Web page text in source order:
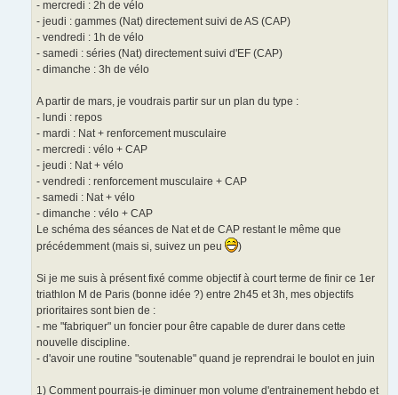
- mercredi : 2h de vélo
- jeudi : gammes (Nat) directement suivi de AS (CAP)
- vendredi : 1h de vélo
- samedi : séries (Nat) directement suivi d'EF (CAP)
- dimanche : 3h de vélo
A partir de mars, je voudrais partir sur un plan du type :
- lundi : repos
- mardi : Nat + renforcement musculaire
- mercredi : vélo + CAP
- jeudi : Nat + vélo
- vendredi : renforcement musculaire + CAP
- samedi : Nat + vélo
- dimanche : vélo + CAP
Le schéma des séances de Nat et de CAP restant le même que
précédemment (mais si, suivez un peu
)
Si je me suis à présent fixé comme objectif à court terme de finir ce 1er
triathlon M de Paris (bonne idée ?) entre 2h45 et 3h, mes objectifs
prioritaires sont bien de :
- me "fabriquer" un foncier pour être capable de durer dans cette
nouvelle discipline.
- d'avoir une routine "soutenable" quand je reprendrai le boulot en juin
1) Comment pourrais-je diminuer mon volume d'entrainement hebdo et